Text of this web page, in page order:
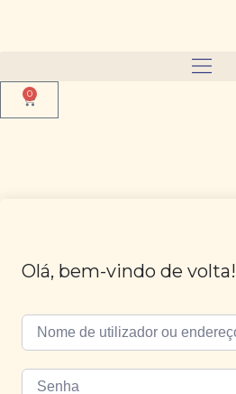
0
Olá, bem-vindo de volta!